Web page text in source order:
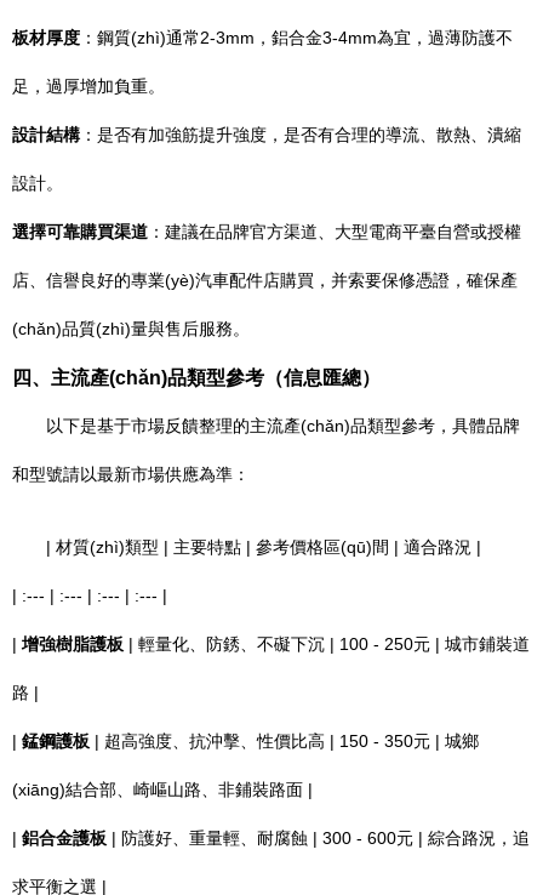
板材厚度 ：鋼質(zhì)通常2-3mm，鋁合金3-4mm為宜，過薄防護不
足，過厚增加負重。
設計結構：是否有加強筋提升強度，是否有合理的導流、散熱、潰縮
設計。
選擇可靠購買渠道 ：建議在品牌官方渠道、大型電商平臺自營或授權
店、信譽良好的專業(yè)汽車配件店購買，并索要保修憑證，確保產
(chǎn)品質(zhì)量與售后服務。
四、主流產(chǎn)品類型參考（信息匯總）
以下是基于市場反饋整理的主流產(chǎn)品類型參考，具體品牌
和型號請以最新市場供應為準：
| 材質(zhì)類型 | 主要特點 | 參考價格區(qū)間 | 適合路況 |
| :--- | :--- | :--- | :--- |
| 增強樹脂護板 | 輕量化、防銹、不礙下沉 | 100 - 250元 | 城市鋪裝道
路 |
| 錳鋼護板 | 超高強度、抗沖擊、性價比高 | 150 - 350元 | 城鄉
(xiāng)結合部、崎嶇山路、非鋪裝路面 |
| 鋁合金護板 | 防護好、重量輕、耐腐蝕 | 300 - 600元 | 綜合路況，追
求平衡之選 |